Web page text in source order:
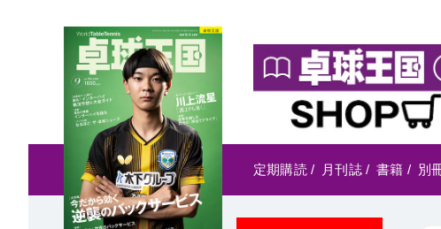
定期購読 / 月刊誌/ 書籍 / 別